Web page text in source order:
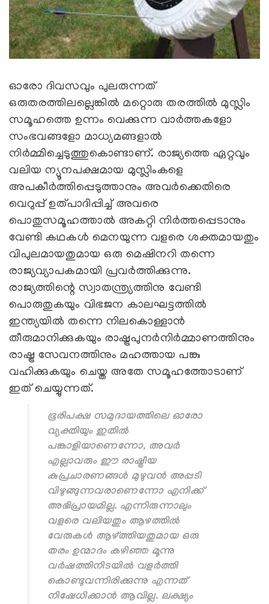
ഓരോ ദിവസവും പുലരുന്നത്
ഒരുതരത്തിലല്ലെങ്കില്‍ മറ്റൊരു തരത്തില്‍ മുസ്ലിം
സമൂഹത്തെ ഉന്നം വെക്കുന്ന വാര്‍ത്തകളോ
സംഭവങ്ങളോ മാധ്യമങ്ങളാല്‍
നിര്‍മ്മിച്ചെടുത്തുകൊണ്ടാണ്. രാജ്യത്തെ ഏറ്റവും
വലിയ ന്യൂനപക്ഷമായ മുസ്ലിംകളെ
അപകീര്‍ത്തിപ്പെടുത്താനും അവര്‍ക്കെതിരെ
വെറുപ്പ് ഉത്പാദിപ്പിച്ച് അവരെ
പൊതുസമൂഹത്താല്‍ അകറ്റി നിര്‍ത്തപ്പെടാനും
വേണ്ടി കഥകള്‍ മെനയുന്ന വളരെ ശക്തമായതും
വിപുലമായതുമായ ഒരു മെഷിനറി തന്നെ
രാജ്യവ്യാപകമായി പ്രവര്‍ത്തിക്കുന്നു.
രാജ്യത്തിന്റെ സ്വാതന്ത്ര്യത്തിനു വേണ്ടി
പൊരുതുകയും വിഭജന കാലഘട്ടത്തില്‍
ഇന്ത്യയില്‍ തന്നെ നിലകൊള്ളാന്‍
തീരുമാനിക്കുകയും രാഷ്ട്രപുനര്‍നിര്‍മ്മാണത്തിനും
രാഷ്ട്ര സേവനത്തിനും മഹത്തായ പങ്കു
വഹിക്കുകയും ചെയ്ത അതേ സമൂഹത്തോടാണ്
ഇത് ചെയ്യുന്നത്.
ഭൂരിപക്ഷ സമുദായത്തിലെ ഓരോ
വ്യക്തിയും ഇതില്‍
പങ്കാളിയാണെന്നോ, അവര്‍
എല്ലാവരും ഈ രാഷ്ട്രീയ
കുപ്രചാരണങ്ങള്‍ മുഴുവന്‍ അപ്പടി
വിഴുങ്ങുന്നവരാണെന്നോ എനിക്ക്
അഭിപ്രായമില്ല. എന്നിരുന്നാലും
വളരെ വലിയതും ആഴത്തില്‍
വേരുകള്‍ ആഴ്ത്തിയതുമായ ഒരു
തരം ഉന്മാദം കഴിഞ്ഞ മൂന്നു
വര്‍ഷത്തിനിടയില്‍ വളര്‍ത്തി
കൊണ്ടുവന്നിരിക്കുന്നു എന്നത്
നിഷേധിക്കാന്‍ ആവില്ല. ലക്ഷ്യം